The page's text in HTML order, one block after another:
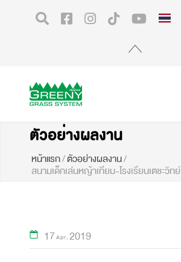
ตัวอย่างผลงาน
หน้าแรก/ตัวอย่างผลงาน/
สนามเด็กเล่นหญ้าเทียม-โรงเรียนเตชะวิทย์
17Apr 2019